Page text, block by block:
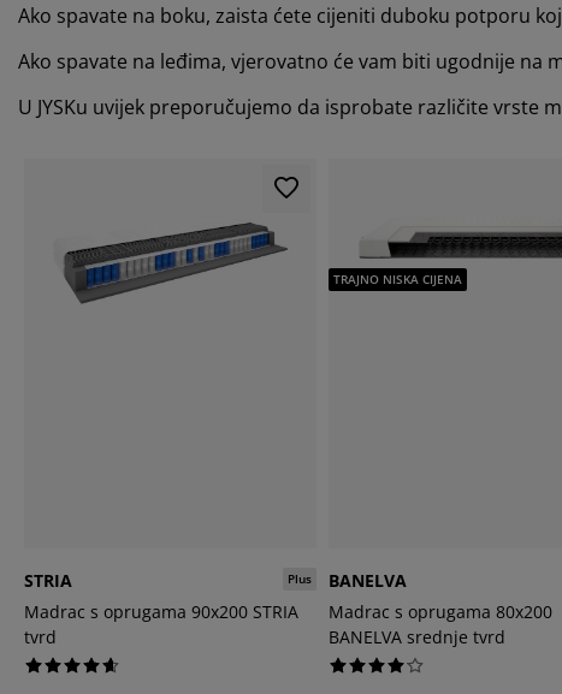
Ako spavate na boku, zaista ćete cijeniti duboku potporu
Ako spavate na leđima, vjerovatno će vam biti ugodnije na
U JYSKu uvijek preporučujemo da isprobate različite vrste
Plus
STRIA
Madrac s oprugama 90x200 STRIA
tvrd
TRAJNO NISKA CIJENA
BANELVA
Madrac s oprugama 80x200
BANELVA srednje tvrd